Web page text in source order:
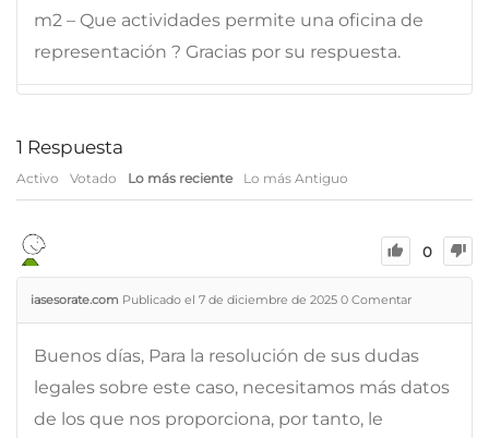
m2 – Que actividades permite una oficina de
representación ? Gracias por su respuesta.
1 Respuesta
Activo Votado Lo más reciente Lo más Antiguo
0
iasesorate.com Publicado el 7 de diciembre de 2025 0 Comentar
Buenos días, Para la resolución de sus dudas
legales sobre este caso, necesitamos más datos
de los que nos proporciona, por tanto, le